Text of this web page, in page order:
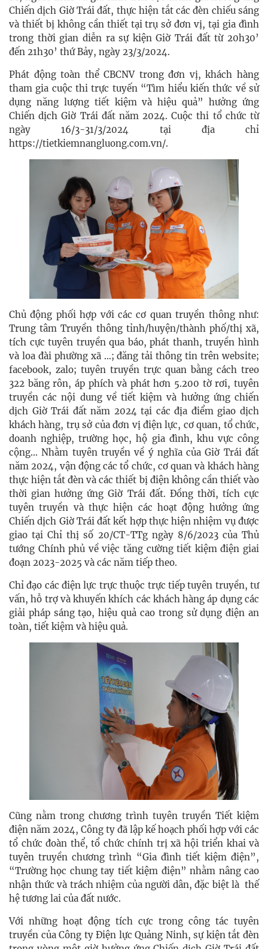
Chiến dịch Giờ Trái đất, thực hiện tắt các đèn chiếu sáng
và thiết bị không cần thiết tại trụ sở đơn vị, tại gia đình
trong thời gian diễn ra sự kiện Giờ Trái đất từ 20h30’
đến 21h30’ thứ Bảy, ngày 23/3/2024.
Phát động toàn thể CBCNV trong đơn vị, khách hàng
tham gia cuộc thi trực tuyến “Tìm hiểu kiến thức về sử
dụng năng lượng tiết kiệm và hiệu quả” hưởng ứng
Chiến dịch Giờ Trái đất năm 2024. Cuộc thi tổ chức từ
ngày 16/3-31/3/2024 tại địa chỉ
https://tietkiemnangluong.com.vn/.
Chủ động phối hợp với các cơ quan truyền thông như:
Trung tâm Truyền thông tỉnh/huyện/thành phố/thị xã,
tích cực tuyên truyền qua báo, phát thanh, truyền hình
và loa đài phường xã …; đăng tải thông tin trên website;
facebook, zalo; tuyên truyền trực quan bằng cách treo
322 băng rôn, áp phích và phát hơn 5.200 tờ rơi, tuyên
truyền các nội dung về tiết kiệm và hưởng ứng chiến
dịch Giờ Trái đất năm 2024 tại các địa điểm giao dịch
khách hàng, trụ sở của đơn vị điện lực, cơ quan, tổ chức,
doanh nghiệp, trường học, hộ gia đình, khu vực công
cộng… Nhằm tuyên truyền về ý nghĩa của Giờ Trái đất
năm 2024, vận động các tổ chức, cơ quan và khách hàng
thực hiện tắt đèn và các thiết bị điện không cần thiết vào
thời gian hưởng ứng Giờ Trái đất. Đồng thời, tích cực
tuyên truyền và thực hiện các hoạt động hưởng ứng
Chiến dịch Giờ Trái đất kết hợp thực hiện nhiệm vụ được
giao tại Chỉ thị số 20/CT-TTg ngày 8/6/2023 của Thủ
tướng Chính phủ về việc tăng cường tiết kiệm điện giai
đoạn 2023-2025 và các năm tiếp theo.
Chỉ đạo các điện lực trực thuộc trực tiếp tuyên truyền, tư
vấn, hỗ trợ và khuyến khích các khách hàng áp dụng các
giải pháp sáng tạo, hiệu quả cao trong sử dụng điện an
toàn, tiết kiệm và hiệu quả.
Cũng nằm trong chương trình tuyên truyền Tiết kiệm
điện năm 2024, Công ty đã lập kế hoạch phối hợp với các
tổ chức đoàn thể, tổ chức chính trị xã hội triển khai và
tuyên truyền chương trình “Gia đình tiết kiệm điện”,
“Trường học chung tay tiết kiệm điện” nhằm nâng cao
nhận thức và trách nhiệm của người dân, đặc biệt là thế
hệ tương lai của đất nước.
Với những hoạt động tích cực trong công tác tuyên
truyền của Công ty Điện lực Quảng Ninh, sự kiện tắt đèn